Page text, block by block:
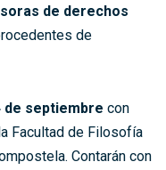
de derechos
de
de septiembre con
Facultad de Filosofía
Contarán con